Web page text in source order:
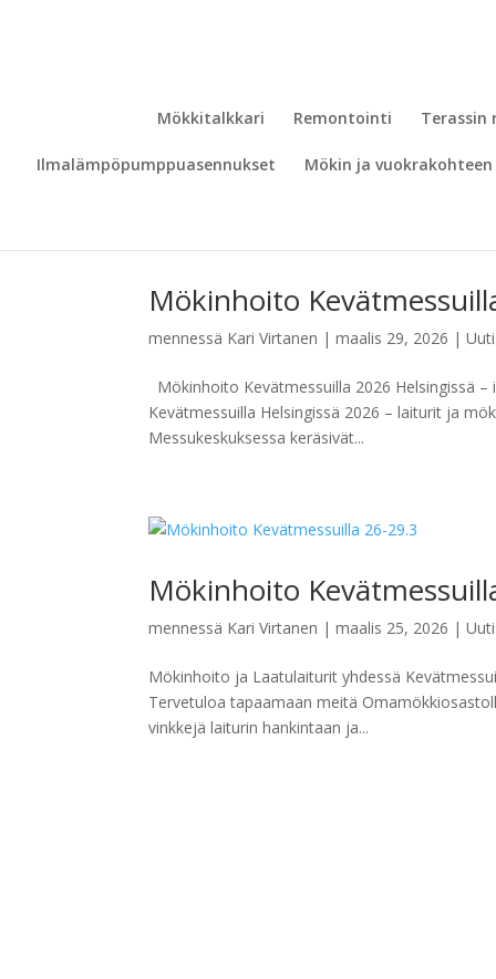
Mökkitalkkari Remontointi Terassin
Ilmalämpöpumppuasennukset Mökin ja
Mökinhoito
mennessä Kari Virtanen |maalis 29, 2026 |
Mökinhoito Kevätmessuilla 2026 Helsingissä
Kevätmessuilla Helsingissä 2026 – laiturit ja
Messukeskuksessa keräsivät...
Mökinhoito
mennessä Kari Virtanen |maalis 25, 2026 |
Mökinhoito ja Laatulaiturit yhdessä
Tervetuloa tapaamaan meitä
vinkkejä laiturin hankintaan ja...